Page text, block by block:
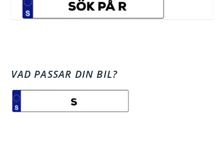
VAD PASSAR DIN BIL?